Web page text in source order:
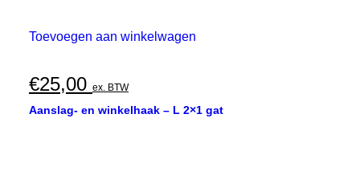
Toevoegen aan winkelwagen
€25,00 ex. BTW
Aanslag- en winkelhaak – L 2×1 gat